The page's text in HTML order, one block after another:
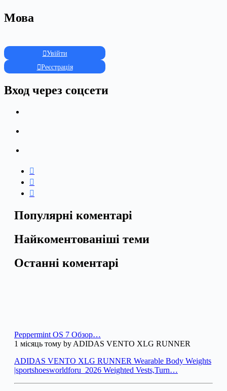
Мова
Увійти
Реєстрація
Вход через соцсети
Популярні коментарі
Найкоментованіші теми
Останні коментарі
Peppermint OS 7 Обзор…
1 місяць тому by ADIDAS VENTO XLG RUNNER
ADIDAS VENTO XLG RUNNER Wearable Body Weights
|sportshoesworldforu_2026 Weighted Vests,Turn…